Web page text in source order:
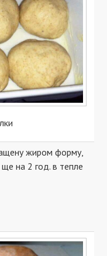
жиром форму,
на 2 год. в тепле